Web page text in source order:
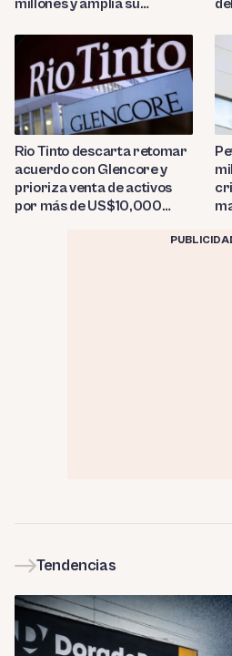
millones y amplía su
Rio Tinto descarta retomar
acuerdo con Glencore y
prioriza venta de activos
por más de US$10,000
Tendencias